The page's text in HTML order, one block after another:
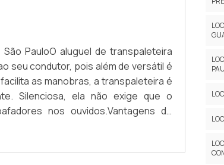
PauloO aluguel de transpaleteira
seu condutor, pois além de versátil é
as manobras, a transpaleteira é
Silenciosa, ela não exige que o
nos ouvidos.Vantagens do
grandes quantidades de peso e